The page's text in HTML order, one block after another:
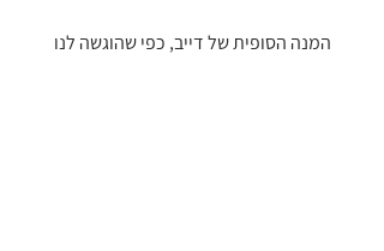
המנה הסופית של דייב, כפי שהוגשה לנו